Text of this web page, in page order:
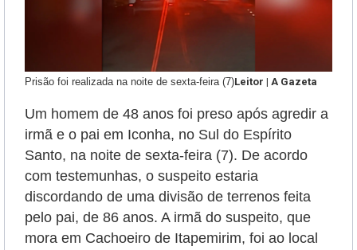
Prisão foi realizada na noite de sexta-feira (7)Leitor | A Gazeta
Um homem de 48 anos foi preso após agredir a
irmã e o pai em Iconha, no Sul do Espírito
Santo, na noite de sexta-feira (7). De acordo
com testemunhas, o suspeito estaria
discordando de uma divisão de terrenos feita
pelo pai, de 86 anos. A irmã do suspeito, que
mora em Cachoeiro de Itapemirim, foi ao local